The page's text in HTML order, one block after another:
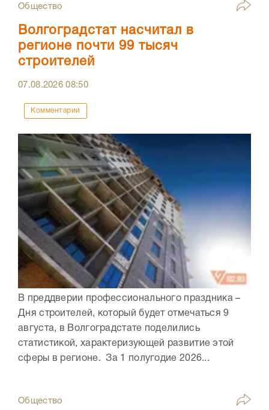
Общество
Волгоградстат насчитал в
регионе почти 99 тысяч
строителей
07.08.202608:50
Комментарии
В преддверии профессионального праздника –
Дня строителей, который будет отмечаться 9
августа, в Волгоградстате поделились
статистикой, характеризующей развитие этой
сферы в регионе. За 1 полугодие 2026...
Общество